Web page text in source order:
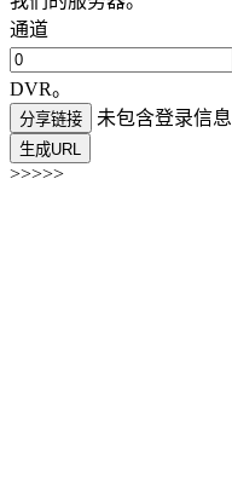
通道
DVR。
分享链接 未包含登录信息
生成URL
>>>>>